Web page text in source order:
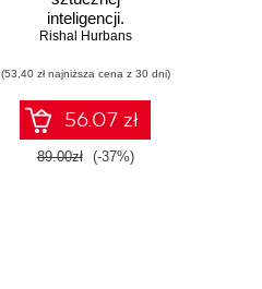
inteligencji.
Ilustrowany
Rishal Hurbans
(53,40 zł najniższa cena z 30 dni)
56.07 zł
89.00zł (-37%)